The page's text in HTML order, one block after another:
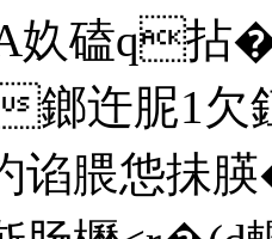
奺磕q
鎯迕胒1
腲怹抺朠